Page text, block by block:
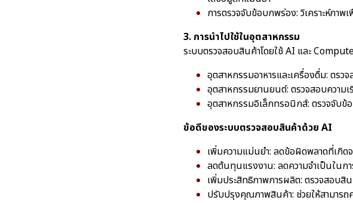
การตรวจจับข้อบกพร่อง: วิเคราะห์ภ
3. การนำไปใช้ในอุตสาหกรรม
ระบบตรวจสอบสินค้าโดยใช้ AI และ
อุตสาหกรรมอาหารและเครื่องดื่ม: ต
อุตสาหกรรมยานยนต์: ตรวจสอบความ
อุตสาหกรรมอิเล็กทรอนิกส์: ตรวจจับ
ข้อดีของระบบตรวจสอบสินค้าด้วย AI
เพิ่มความแม่นยำ: ลดข้อผิดพลาดที่เกิ
ลดต้นทุนแรงงาน: ลดความจำเป็นใน
เพิ่มประสิทธิภาพการผลิต: ตรวจสอบสิ
ปรับปรุงคุณภาพสินค้า: ช่วยให้สามาร